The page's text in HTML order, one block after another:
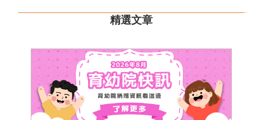
精選文章